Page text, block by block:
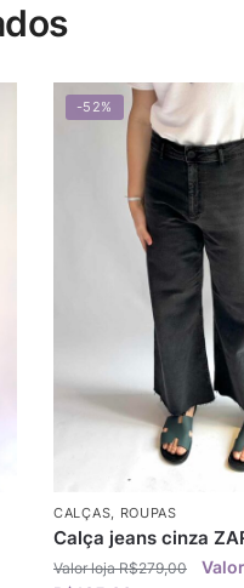
-52%
CALÇAS ROUPAS
Calça jeans cinza
R$279,00